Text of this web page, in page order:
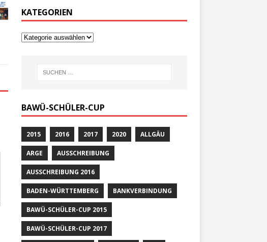
KATEGORIEN
BAWÜ-SCHÜLER-CUP
2015 2016 2017 2020 ALLGÄU
ARGE AUSSCHREIBUNG
AUSSCHREIBUNG 2016
BADEN-WÜRTTEMBERG BANKVERBINDUNG
BAWÜ-SCHÜLER-CUP 2015
BAWÜ-SCHÜLER-CUP 2017